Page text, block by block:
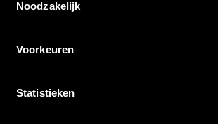
Noodzakelijk
Voorkeuren
Statistieken